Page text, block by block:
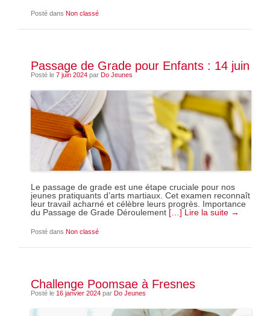
Posté dans Non classé
Passage de Grade pour Enfants : 14 juin
Posté le7 juin 2024 par Do Jeunes
Le passage de grade est une étape cruciale pour nos
jeunes pratiquants d’arts martiaux. Cet examen reconnaît
leur travail acharné et célèbre leurs progrès. Importance
du Passage de Grade Déroulement […] Lire la suite →
Posté dansNon classé
Challenge Poomsae à Fresnes
Posté le 16 janvier 2024 parDo Jeunes